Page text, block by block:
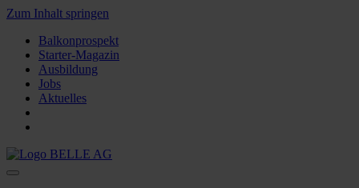
Zum Inhalt springen
Balkonprospekt
Starter-Magazin
Ausbildung
Jobs
Aktuelles